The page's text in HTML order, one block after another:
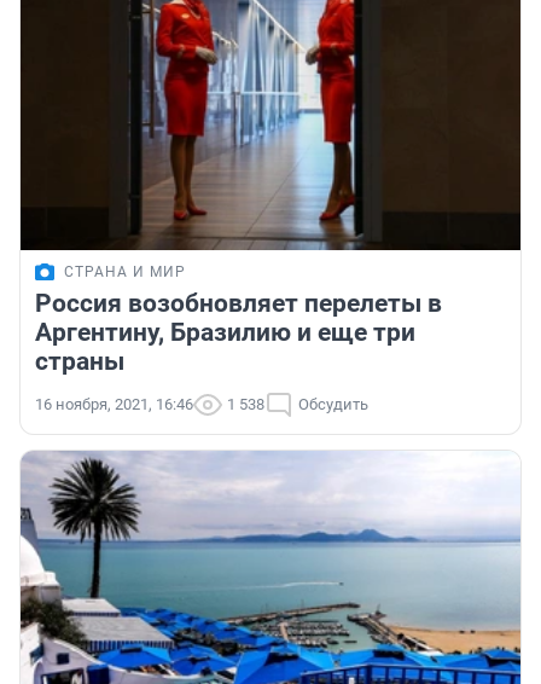
СТРАНА И МИР
Россия возобновляет перелеты в
Аргентину, Бразилию и еще три
страны
16 ноября, 2021, 16:46 1 538 Обсудить